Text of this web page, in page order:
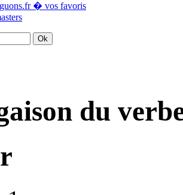
� vos favoris
du